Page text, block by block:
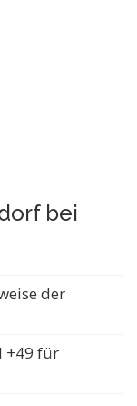
bei
der
+49 für